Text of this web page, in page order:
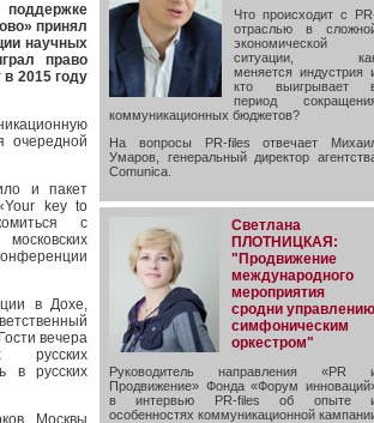
принял
научных
право
2015 году
очередной
и пакет
key to
с
в Дохе,
вечера
русских
в русских
Москвы
Что происходит с
отраслью в
экономической
ситуации,
меняется индустрия
кто выигрывает
период
коммуникационных бюджетов?
На вопросы PR-files отвечает
Умаров, генеральный директор
Comunica.
Светлана
ПЛОТНИЦКАЯ:
"Продвижение
международного
мероприятия
сродни управлению
симфоническим
оркестром"
Руководитель направления «PR
Продвижение» Фонда «Форум
в интервью PR-files об опыте
особенностях коммуникационной